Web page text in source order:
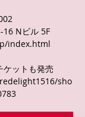
16 Nビル 5F
index.html
ットも発売
sho